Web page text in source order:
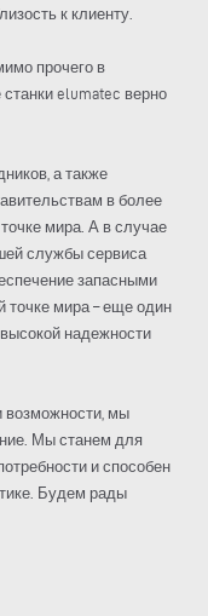
к клиенту.
прочего в
elumatec верно
а также
в более
мира. А в случае
службы сервиса
запасными
точке мира – еще один
надежности
возможности, мы
Мы станем для
и способен
Будем рады